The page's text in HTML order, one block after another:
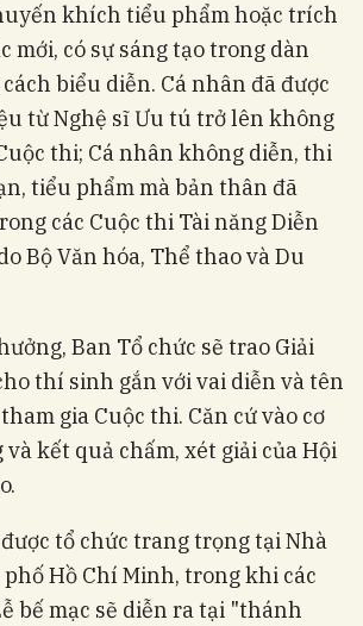
khích tiểu phẩm hoặc trích
mới, có sự sáng tạo trong dàn
biểu diễn. Cá nhân đã được
từ Nghệ sĩ Ưu tú trở lên không
thi; Cá nhân không diễn, thi
tiểu phẩm mà bản thân đã
các Cuộc thi Tài năng Diễn
Bộ Văn hóa, Thể thao và Du
Ban Tổ chức sẽ trao Giải
thí sinh gắn với vai diễn và tên
gia Cuộc thi. Căn cứ vào cơ
kết quả chấm, xét giải của Hội
tổ chức trang trọng tại Nhà
Hồ Chí Minh, trong khi các
bế mạc sẽ diễn ra tại "thánh